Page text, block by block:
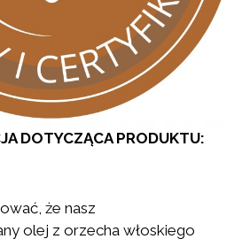
DOTYCZĄCA PRODUKTU:
że nasz
olej z orzecha włoskiego